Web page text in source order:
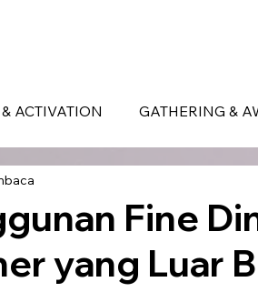
ACTIVATION GATHERING &
Fine
yang Luar